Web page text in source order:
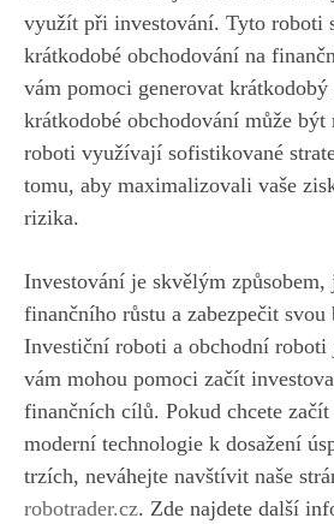
využít při investování. Tyto roboti
krátkodobé obchodování na
vám pomoci generovat
krátkodobé obchodování může
roboti využívají sofistikované
tomu, aby maximalizovali vaše
rizika.
Investování je skvělým způsobem,
finančního růstu a zabezpečit svou
Investiční roboti a obchodní roboti
vám mohou pomoci začít
finančních cílů. Pokud chcete
moderní technologie k dosažení
trzích, neváhejte navštívit naše
robotrader.cz. Zde najdete další